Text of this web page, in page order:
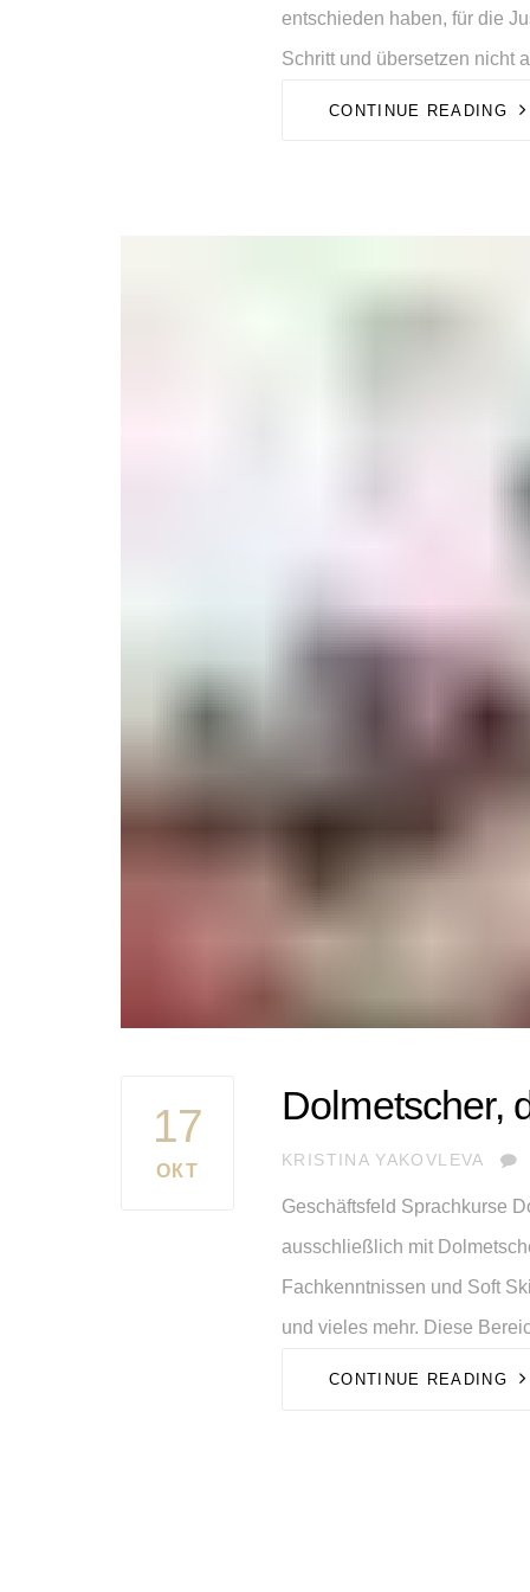
entschieden haben, für die
Schritt und übersetzen nicht
CONTINUE READING
17
ОКТ
Dolmetscher,
AUTHOR
KRISTINA YAKOVLEVA
Geschäftsfeld Sprachkurse
ausschließlich mit
Fachkenntnissen und Soft
und vieles mehr. Diese
CONTINUE READING